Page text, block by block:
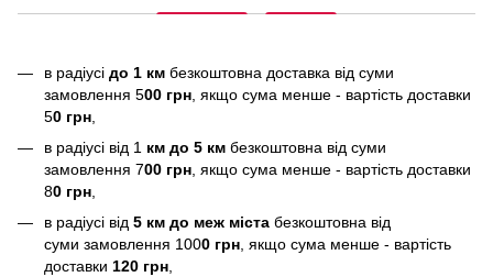
в радіусі до 1 км безкоштовна доставка від суми
замовлення 500 грн , якщо сума менше - вартість доставки
50 грн
в радіусі від 1 км до 5 км безкоштовна від суми
замовлення 700 грн , якщо сума менше - вартість доставки
80 грн
в радіусі від 5 км до меж міста безкоштовна від
суми замовлення 1000 грн, якщо сума менше - вартість
доставки 120 грн,